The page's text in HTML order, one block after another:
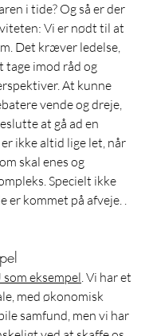
i tide? Og så er der
Vi er nødt til at
Det kræver ledelse,
tage imod råd og
At kunne
vende og dreje,
at gå ad en
ikke altid lige let, når
skal enes og
Specielt ikke
er kommet på afveje. .
som eksempel. Vi har et
med økonomisk
samfund, men vi har